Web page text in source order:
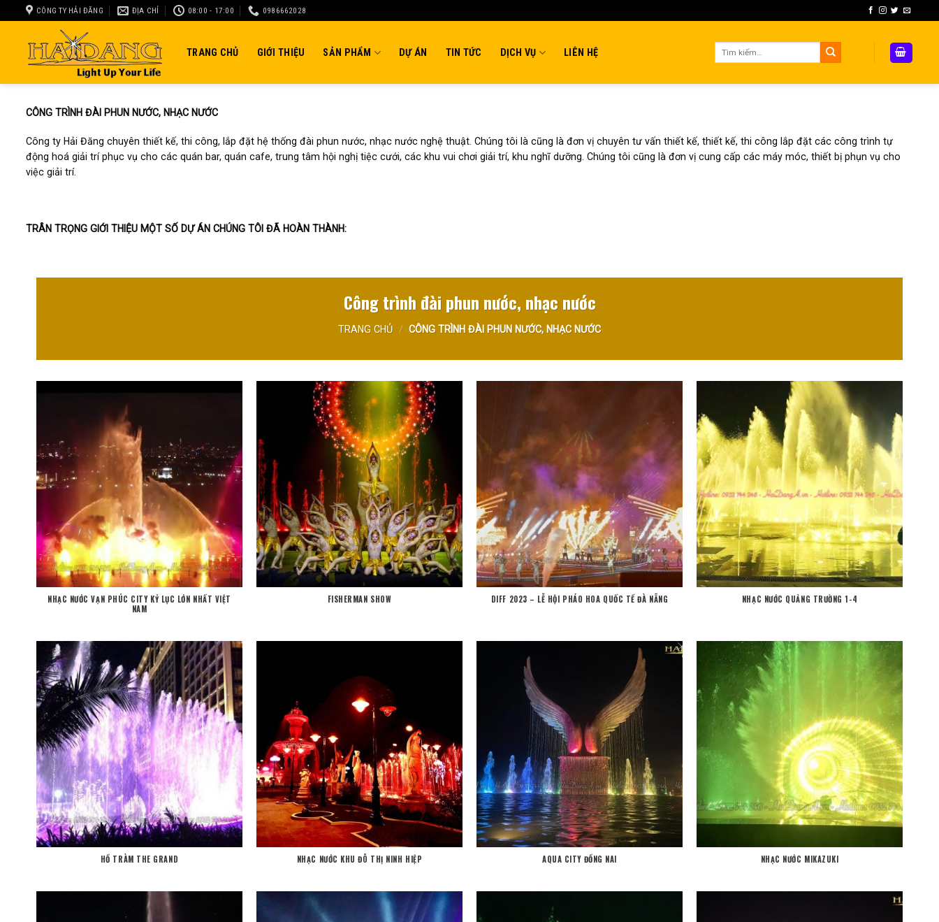
to
CÔNG TY HẢI ĐĂNG ĐỊA CHỈ 08:00 - 17:00 0986662028
TRANG CHỦ GIỚI THIỆU SẢN PHẨM DỰ ÁN TIN TỨC DỊCH VỤ LIÊN HỆ
CÔNG TRÌNH ĐÀI PHUN NƯỚC, NHẠC NƯỚC
Công ty Hải Đăng chuyên thiết kế, thi công, lắp đặt hệ thống đài phun nước, nhạc nước nghệ thuật. Chúng tôi là cũng là đơn vị chuyên tư vấn thiết kế, thiết kế, thi công lắp đặt các công trình tự
động hoá giải trí phục vụ cho các quán bar, quán cafe, trung tâm hội nghị tiệc cưới, các khu vui chơi giải trí, khu nghĩ dưỡng. Chúng tôi cũng là đơn vị cung cấp các máy móc, thiết bị phụn vụ cho
việc giải trí.
TRÂN TRỌNG GIỚI THIỆU MỘT SỐ DỰ ÁN CHÚNG TÔI ĐÃ HOÀN THÀNH:
Công trình đài phun nước, nhạc nước
TRANG CHỦ / CÔNG TRÌNH ĐÀI PHUN NƯỚC, NHẠC NƯỚC
NHẠC NƯỚC VẠN PHÚC CITY KỶ LỤC LỚN NHẤT VIỆT
NAM
FISHERMAN SHOW DIFF 2023 – LỄ HỘI PHÁO HOA QUỐC TẾ ĐÀ NẴNG NHẠC NƯỚC QUẢNG TRƯỜNG 1-4
HỒ TRÀM THE GRAND NHẠC NƯỚC KHU ĐÔ THỊ NINH HIỆP AQUA CITY ĐỒNG NAI NHẠC NƯỚC MIKAZUKI